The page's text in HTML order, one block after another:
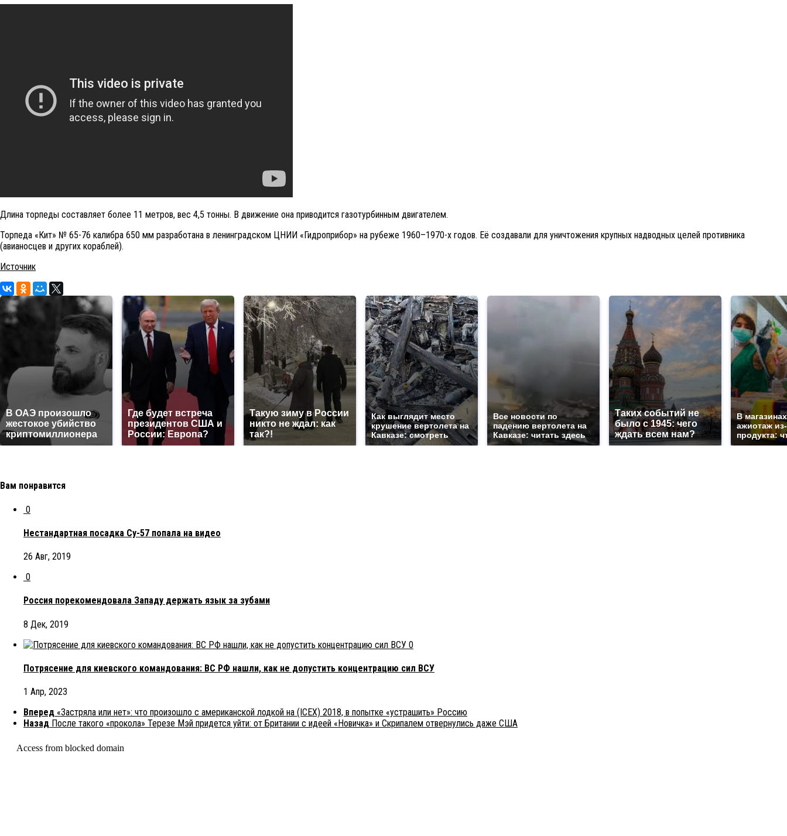
Длина торпеды составляет более 11 метров, вес 4,5 тонны. В движение она приводится газотурбинным двигателем.
Торпеда «Кит» № 65-76 калибра 650 мм разработана в ленинградском ЦНИИ «Гидроприбор» на рубеже 1960–1970-х годов. Её создавали для уничтожения крупных надводных целей противника
(авианосцев и других кораблей).
Источник
В ОАЭ произошло
жестокое убийство
криптомиллионера
Где будет встреча
президентов США и
России: Европа?
Такую зиму в России
никто не ждал: как
так?!
Как выглядит место
крушение вертолета на
Кавказе: смотреть
Все новости по
падению вертолета на
Кавказе: читать здесь
Таких событий не
было с 1945: чего
ждать всем нам?
В
ажиотаж
продукта:
Вам понравится
0
Нестандартная посадка Су-57 попала на видео
26 Авг, 2019
0
Россия порекомендовала Западу держать язык за зубами
8 Дек, 2019
0
Потрясение для киевского командования: ВС РФ нашли, как не допустить концентрацию сил ВСУ
1 Апр, 2023
Вперед «Застряла или нет»: что произошло с американской лодкой на (ICEX) 2018, в попытке «устрашить» Россию
Назад После такого «прокола» Терезе Мэй придется уйти: от Британии с идеей «Новичка» и Скрипалем отвернулись даже США